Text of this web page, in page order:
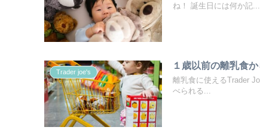
ね！ 誕生日には何か記...
Trader joe's
１歳以前の離乳食
離乳食に使えるTrader
べられる...